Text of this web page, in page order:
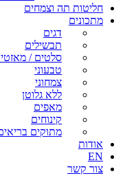
חליטות תה וצמחים
מתכונים
דגים
תבשילים
סלטים /
טבעוני
צמחוני
ללא גלוטן
מאפים
קינוחים
מתוקים
אודות
EN
צור קשר